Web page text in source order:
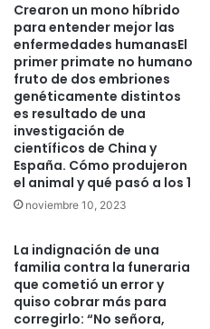
Crearon un mono híbrido
para entender mejor las
enfermedades humanasEl
primer primate no humano
fruto de dos embriones
genéticamente distintos
es resultado de una
investigación de
científicos de China y
España. Cómo produjeron
el animal y qué pasó a los 1
noviembre 10, 2023
La indignación de una
familia contra la funeraria
que cometió un error y
quiso cobrar más para
corregirlo: “No señora,